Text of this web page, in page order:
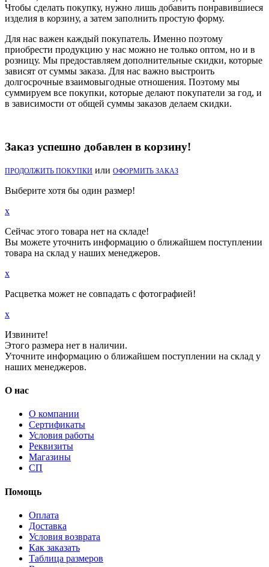
Чтобы сделать покупку, нужно лишь добавить понравившиеся
изделия в корзину, а затем заполнить простую форму.
Для нас важен каждый покупатель. Именно поэтому
приобрести продукцию у нас можно не только оптом, но и в
розницу. Мы предоставляем дополнительные скидки, которые
зависят от суммы заказа. Для нас важно выстроить
долгосрочные взаимовыгодные отношения. Поэтому мы
суммируем все покупки, которые делают покупатели за год, и
в зависимости от общей суммы заказов делаем скидки.
Заказ успешно добавлен в корзину!
ПРОДОЛЖИТЬ ПОКУПКИ или ОФОРМИТЬ ЗАКАЗ
Выберите хотя бы один размер!
x
Сейчас этого товара нет на складе!
Вы можете уточнить информацию о ближайшем поступлении
товара на склад у наших менеджеров.
x
Расцветка может не совпадать с фотографией!
x
Извините!
Этого размера нет в наличии.
Уточните информацию о ближайшем поступлении на склад у
наших менеджеров.
О нас
О компании
Сертификаты
Условия работы
Реквизиты
Магазины
СП
Помощь
Оплата
Доставка
Условия возврата
Как заказать
Таблица размеров